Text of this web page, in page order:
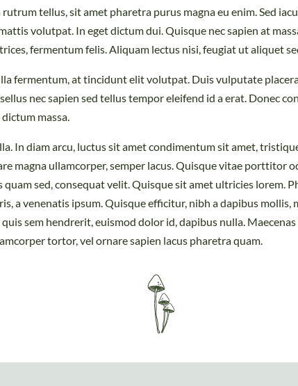
tellus, sit amet pharetra purus magna eu enim. Sed
volutpat. In eget dictum dui. Quisque nec sapien at
fermentum felis. Aliquam lectus nisi, feugiat ut aliquet
fermentum, at tincidunt elit volutpat. Duis vulputate
nec sapien sed tellus tempor eleifend id a erat. Donec
massa.
In diam arcu, luctus sit amet condimentum sit amet,
magna ullamcorper, semper lacus. Quisque vitae porttitor
sed, consequat velit. Quisque sit amet ultricies lorem.
a venenatis ipsum. Quisque efficitur, nibh a dapibus
sem hendrerit, euismod dolor id, dapibus nulla.
tortor, vel ornare sapien lacus pharetra quam.